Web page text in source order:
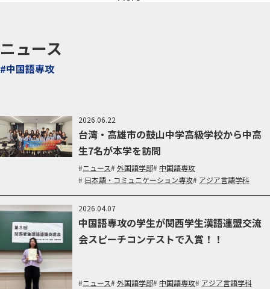
ニュース
#中国語専攻
2026.06.22
台湾・高雄市の鼓山中学高級学校から中高
生7名が本学を訪問
ニュース 外国語学部
中国語専攻
日本語・コミュニケーション専攻
アジア言語学科
2026.04.07
中国語専攻の学生が関西学生漢語連盟交流
会スピーチコンテストで入賞！！
ニュース 外国語学部 中国語専攻
アジア言語学科